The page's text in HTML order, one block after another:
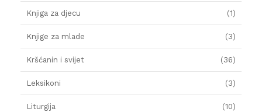
Knjiga za djecu (1)
Knjige za mlade (3)
Kršćanin i svijet (36)
Leksikoni (3)
Liturgija (10)